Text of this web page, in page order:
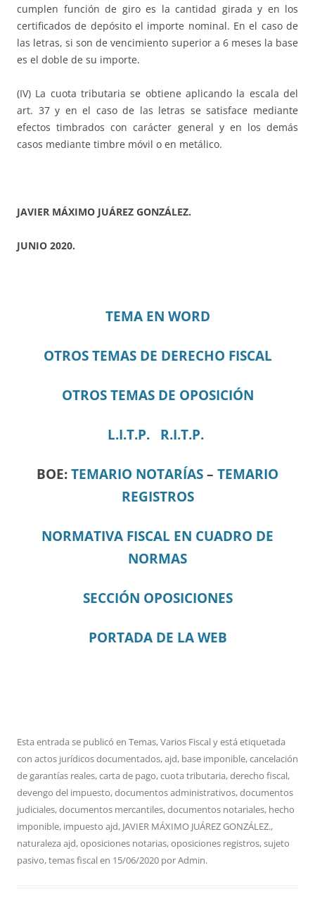
cumplen función de giro es la cantidad girada y en los
certificados de depósito el importe nominal. En el caso de
las letras, si son de vencimiento superior a 6 meses la base
es el doble de su importe.
(IV) La cuota tributaria se obtiene aplicando la escala del
art. 37 y en el caso de las letras se satisface mediante
efectos timbrados con carácter general y en los demás
casos mediante timbre móvil o en metálico.
JAVIER MÁXIMO JUÁREZ GONZÁLEZ.
JUNIO 2020.
TEMA EN WORD
OTROS TEMAS DE DERECHO FISCAL
OTROS TEMAS DE OPOSICIÓN
L.I.T.P. R.I.T.P.
BOE: TEMARIO NOTARÍAS – TEMARIO
REGISTROS
NORMATIVA FISCAL EN CUADRO DE
NORMAS
SECCIÓN OPOSICIONES
PORTADA DE LA WEB
Esta entrada se publicó en Temas,Varios Fiscaly está etiquetada
con actos jurídicos documentados,ajd, base imponible,cancelación
de garantías reales,carta de pago,cuota tributaria,derecho fiscal,
devengo del impuesto,documentos administrativos,documentos
judiciales,documentos mercantiles,documentos notariales, hecho
imponible, impuesto ajd, JAVIER MÁXIMO JUÁREZ GONZÁLEZ.,
naturaleza ajd,oposiciones notarias,oposiciones registros,sujeto
pasivo,temas fiscalen 15/06/2020 porAdmin.